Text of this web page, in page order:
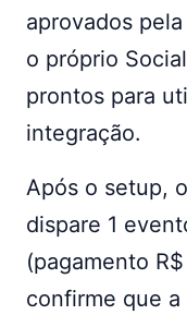
aprovados
o próprio
prontos para
integração.
Após o setup,
dispare 1
(pagamento
confirme que a